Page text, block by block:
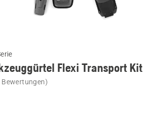
Flexi Transport Kit
Bewertungen)